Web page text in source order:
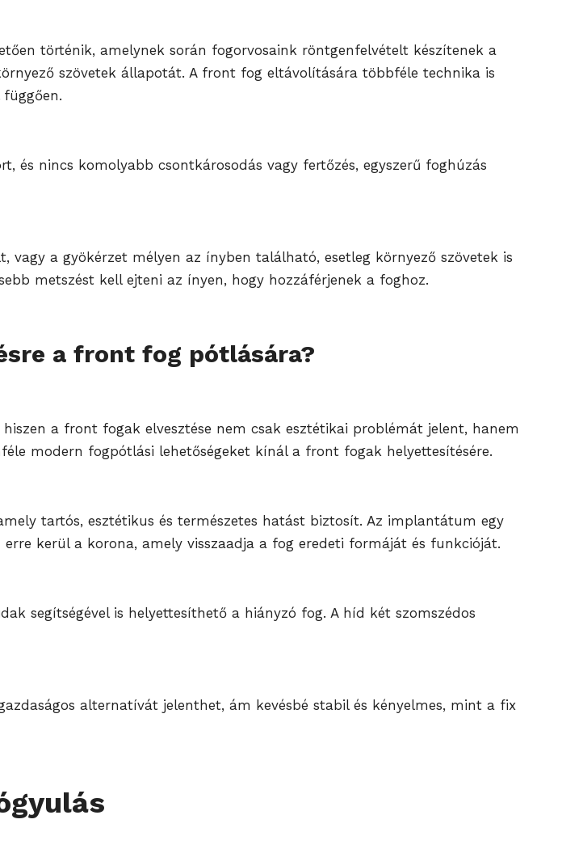
történik, amelynek során fogorvosaink röntgenfelvételt készítenek a
szövetek állapotát. A front fog eltávolítására többféle technika is
és nincs komolyabb csontkárosodás vagy fertőzés, egyszerű foghúzás
vagy a gyökérzet mélyen az ínyben található, esetleg környező szövetek is
metszést kell ejteni az ínyen, hogy hozzáférjenek a foghoz.
a front fog pótlására?
a front fogak elvesztése nem csak esztétikai problémát jelent, hanem
modern fogpótlási lehetőségeket kínál a front fogak helyettesítésére.
tartós, esztétikus és természetes hatást biztosít. Az implantátum egy
kerül a korona, amely visszaadja a fog eredeti formáját és funkcióját.
segítségével is helyettesíthető a hiányzó fog. A híd két szomszédos
alternatívát jelenthet, ám kevésbé stabil és kényelmes, mint a fix